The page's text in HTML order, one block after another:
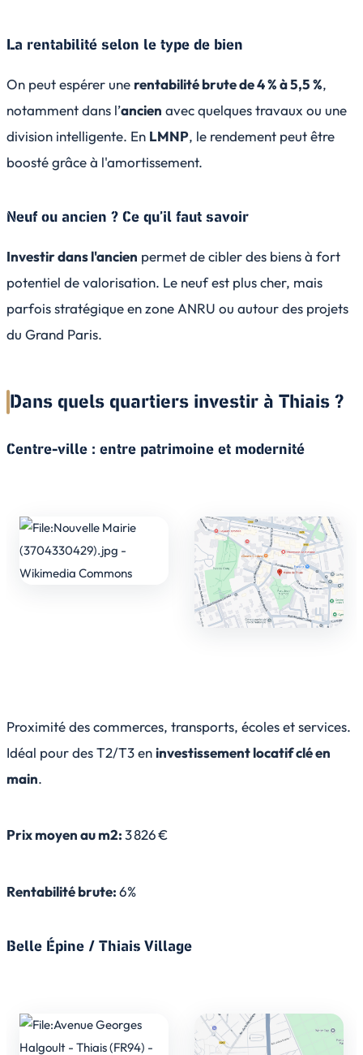
La rentabilité selon le type de bien
On peut espérer une rentabilité brute de 4 % à 5,5 %,
notamment dans l’ancien avec quelques travaux ou une
division intelligente. En LMNP, le rendement peut être
boosté grâce à l'amortissement.
Neuf ou ancien ? Ce qu’il faut savoir
Investir dans l'ancien permet de cibler des biens à fort
potentiel de valorisation. Le neuf est plus cher, mais
parfois stratégique en zone ANRU ou autour des projets
du Grand Paris.
Dans quels quartiers investir à Thiais ?
Centre-ville : entre patrimoine et modernité
Proximité des commerces, transports, écoles et services.
Idéal pour des T2/T3 eninvestissement locatif clé en
main.
Prix moyen au m2:3 826 €
Rentabilité brute:6%
Belle Épine / Thiais Village